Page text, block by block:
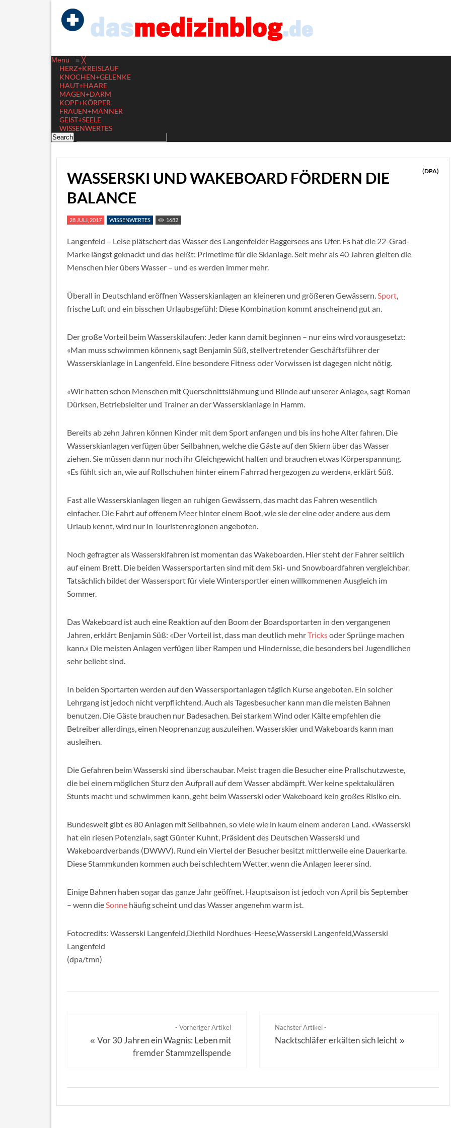
Menu ≡ ╳
HERZ+KREISLAUF
KNOCHEN+GELENKE
HAUT+HAARE
MAGEN+DARM
KOPF+KÖRPER
FRAUEN+MÄNNER
GEIST+SEELE
WISSENWERTES
WASSERSKI UND WAKEBOARD FÖRDERN DIE
BALANCE
(DPA)
28 JULI, 2017 WISSENWERTES 1682
Langenfeld – Leise plätschert das Wasser des Langenfelder Baggersees ans Ufer. Es hat die 22-Grad-
Marke längst geknackt und das heißt: Primetime für die Skianlage. Seit mehr als 40 Jahren gleiten die
Menschen hier übers Wasser – und es werden immer mehr.
Überall in Deutschland eröffnen Wasserskianlagen an kleineren und größeren Gewässern.Sport,
frische Luft und ein bisschen Urlaubsgefühl: Diese Kombination kommt anscheinend gut an.
Der große Vorteil beim Wasserskilaufen: Jeder kann damit beginnen – nur eins wird vorausgesetzt:
«Man muss schwimmen können», sagt Benjamin Süß, stellvertretender Geschäftsführer der
Wasserskianlage in Langenfeld. Eine besondere Fitness oder Vorwissen ist dagegen nicht nötig.
«Wir hatten schon Menschen mit Querschnittslähmung und Blinde auf unserer Anlage», sagt Roman
Dürksen, Betriebsleiter und Trainer an der Wasserskianlage in Hamm.
Bereits ab zehn Jahren können Kinder mit dem Sport anfangen und bis ins hohe Alter fahren. Die
Wasserskianlagen verfügen über Seilbahnen, welche die Gäste auf den Skiern über das Wasser
ziehen. Sie müssen dann nur noch ihr Gleichgewicht halten und brauchen etwas Körperspannung.
«Es fühlt sich an, wie auf Rollschuhen hinter einem Fahrrad hergezogen zu werden», erklärt Süß.
Fast alle Wasserskianlagen liegen an ruhigen Gewässern, das macht das Fahren wesentlich
einfacher. Die Fahrt auf offenem Meer hinter einem Boot, wie sie der eine oder andere aus dem
Urlaub kennt, wird nur in Touristenregionen angeboten.
Noch gefragter als Wasserskifahren ist momentan das Wakeboarden. Hier steht der Fahrer seitlich
auf einem Brett. Die beiden Wassersportarten sind mit dem Ski- und Snowboardfahren vergleichbar.
Tatsächlich bildet der Wassersport für viele Wintersportler einen willkommenen Ausgleich im
Sommer.
Das Wakeboard ist auch eine Reaktion auf den Boom der Boardsportarten in den vergangenen
Jahren, erklärt Benjamin Süß: «Der Vorteil ist, dass man deutlich mehrTricksoder Sprünge machen
kann.» Die meisten Anlagen verfügen über Rampen und Hindernisse, die besonders bei Jugendlichen
sehr beliebt sind.
In beiden Sportarten werden auf den Wassersportanlagen täglich Kurse angeboten. Ein solcher
Lehrgang ist jedoch nicht verpflichtend. Auch als Tagesbesucher kann man die meisten Bahnen
benutzen. Die Gäste brauchen nur Badesachen. Bei starkem Wind oder Kälte empfehlen die
Betreiber allerdings, einen Neoprenanzug auszuleihen. Wasserskier und Wakeboards kann man
ausleihen.
Die Gefahren beim Wasserski sind überschaubar. Meist tragen die Besucher eine Prallschutzweste,
die bei einem möglichen Sturz den Aufprall auf dem Wasser abdämpft. Wer keine spektakulären
Stunts macht und schwimmen kann, geht beim Wasserski oder Wakeboard kein großes Risiko ein.
Bundesweit gibt es 80 Anlagen mit Seilbahnen, so viele wie in kaum einem anderen Land. «Wasserski
hat ein riesen Potenzial», sagt Günter Kuhnt, Präsident des Deutschen Wasserski und
Wakeboardverbands (DWWV). Rund ein Viertel der Besucher besitzt mittlerweile eine Dauerkarte.
Diese Stammkunden kommen auch bei schlechtem Wetter, wenn die Anlagen leerer sind.
Einige Bahnen haben sogar das ganze Jahr geöffnet. Hauptsaison ist jedoch von April bis September
– wenn dieSonne häufig scheint und das Wasser angenehm warm ist.
Fotocredits: Wasserski Langenfeld,Diethild Nordhues-Heese,Wasserski Langenfeld,Wasserski
Langenfeld
(dpa/tmn)
- Vorheriger Artikel
« Vor 30 Jahren ein Wagnis: Leben mit
fremder Stammzellspende
Nächster Artikel -
Nacktschläfer erkälten sich leicht »